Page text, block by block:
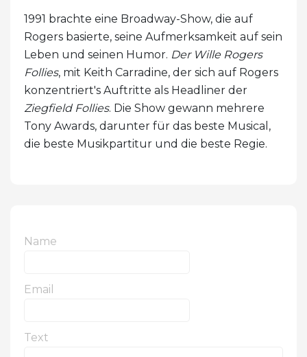
1991 brachte eine Broadway-Show, die auf
Rogers basierte, seine Aufmerksamkeit auf sein
Leben und seinen Humor. Der Wille Rogers
Follies, mit Keith Carradine, der sich auf Rogers
konzentriert's Auftritte als Headliner der
Ziegfield Follies. Die Show gewann mehrere
Tony Awards, darunter für das beste Musical,
die beste Musikpartitur und die beste Regie.
Name
Email
Text